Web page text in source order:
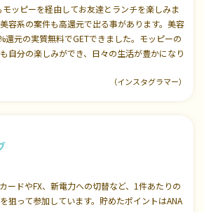
モッピーを経由してお友達とランチを楽しみま
容系の案件も高還元で出る事があります。美容
還元の実質無料でGETできました。モッピーの
自分の楽しみができ、日々の生活が豊かになり
（インスタグラマー）
ードやFX、新電力への切替など、1件あたりの
狙って参加しています。貯めたポイントはANA